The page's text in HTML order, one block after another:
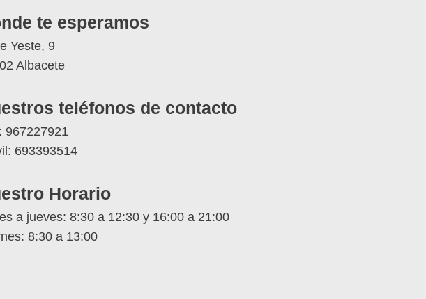
te esperamos
Yeste, 9
Albacete
teléfonos de contacto
967227921
693393514
Horario
a jueves: 8:30 a 12:30 y 16:00 a 21:00
8:30 a 13:00